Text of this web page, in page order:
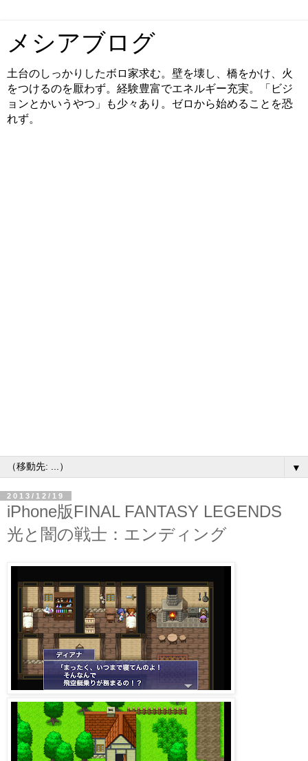
メシアブログ
土台のしっかりしたボロ家求む。壁を壊し、橋をかけ、火
をつけるのを厭わず。経験豊富でエネルギー充実。「ビジ
ョンとかいうやつ」も少々あり。ゼロから始めることを恐
れず。
▼
2013/12/19
iPhone版FINAL FANTASY LEGENDS
光と闇の戦士：エンディング